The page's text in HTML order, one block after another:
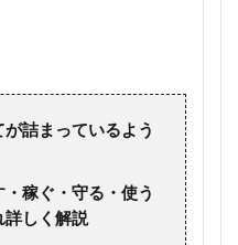
が詰まっているよう
稼ぐ・守る・使う
しく解説